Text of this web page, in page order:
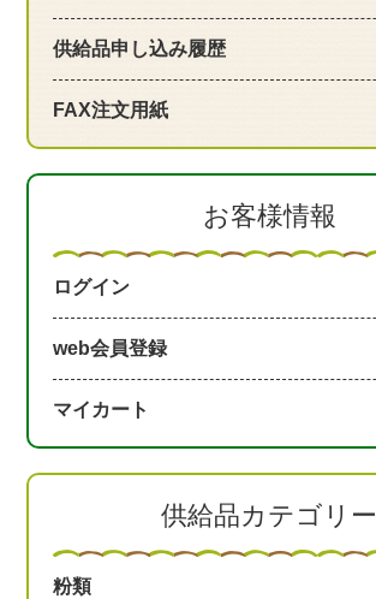
供給品申し込み履歴
FAX注文用紙
お客様情報
ログイン
web会員登録
マイカート
供給品カテゴリー
粉類